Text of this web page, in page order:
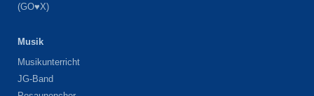
(GO♥X)
Musik
Musikunterricht
JG-Band